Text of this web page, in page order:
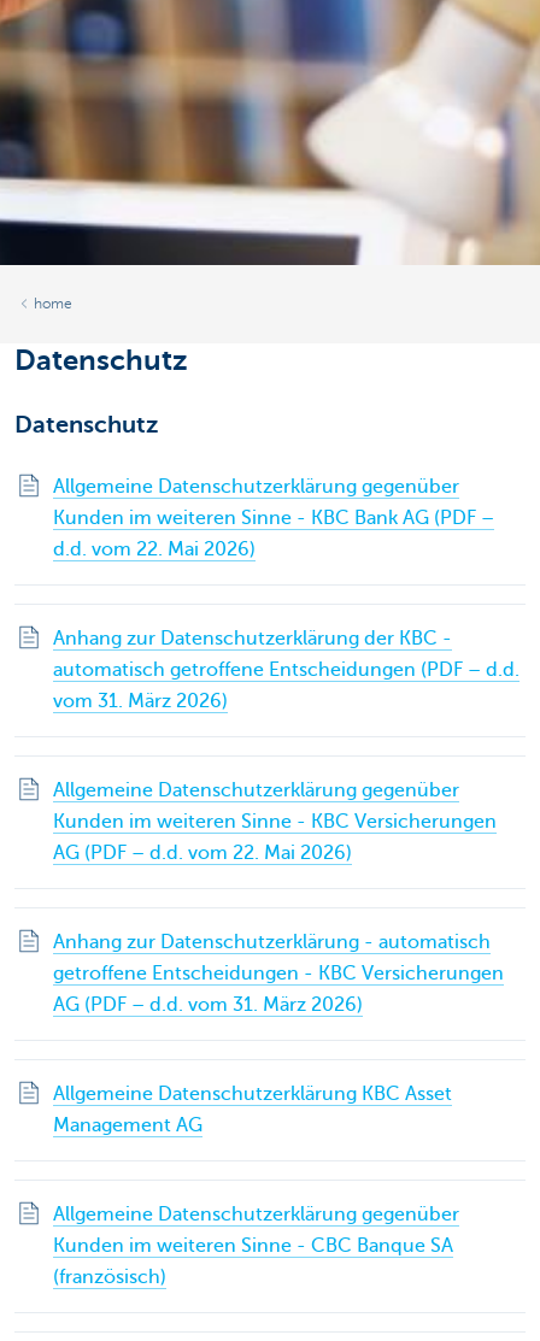
home
Datenschutz
Datenschutz
Allgemeine Datenschutzerklärung gegenüber
Kunden im weiteren Sinne - KBC Bank AG (PDF –
d.d. vom 22. Mai 2026)
Anhang zur Datenschutzerklärung der KBC -
automatisch getroffene Entscheidungen (PDF – d.d.
vom 31. März 2026)
Allgemeine Datenschutzerklärung gegenüber
Kunden im weiteren Sinne - KBC Versicherungen
AG (PDF – d.d. vom 22. Mai 2026)
Anhang zur Datenschutzerklärung - automatisch
getroffene Entscheidungen - KBC Versicherungen
AG (PDF – d.d. vom 31. März 2026)
Allgemeine Datenschutzerklärung KBC Asset
Management AG
Allgemeine Datenschutzerklärung gegenüber
Kunden im weiteren Sinne - CBC Banque SA
(französisch)